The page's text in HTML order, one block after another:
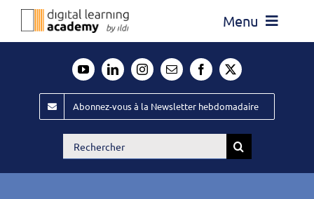
Passer
Menu
Évènements ILDI
Offres d’emploi
Abonnez-vous à la Newsletter hebdomadaire
Rechercher: